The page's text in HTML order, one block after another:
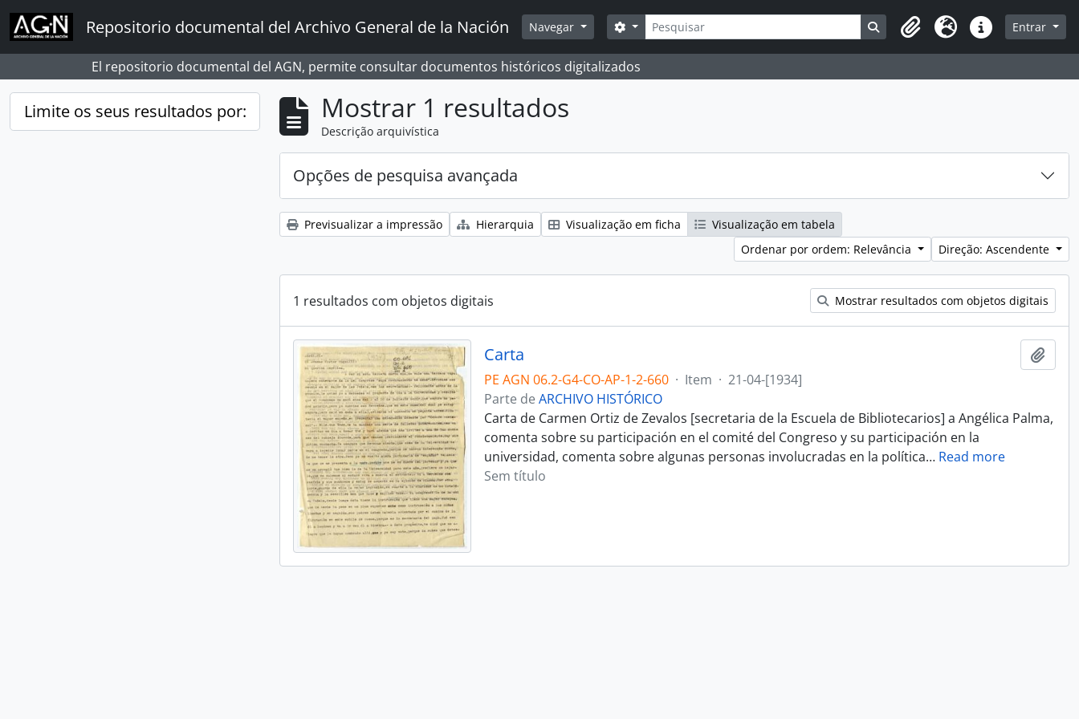
Skip to main content
Repositorio documental del Archivo General de la Nación Navegar Pesquisar
Opções de busca Busque na página de navegação
Área de transferência
Idioma Ligações rápidas
Entrar
El repositorio documental del AGN, permite consultar documentos históricos digitalizados
Limite os seus resultados por: Mostrar 1 resultados
Descrição arquivística
Opções de pesquisa avançada
Previsualizar a impressão Hierarquia Visualização em ficha
Visualização em tabela
Ordenar por ordem: Relevância
Direção: Ascendente
1 resultados com objetos digitais Mostrar resultados com objetos digitais
Carta
PE AGN 06.2-G4-CO-AP-1-2-660 · Item · 21-04-[1934]
Parte de ARCHIVO HISTÓRICO
Carta de Carmen Ortiz de Zevalos [secretaria de la Escuela de Bibliotecarios] a Angélica Palma,
comenta sobre su participación en el comité del Congreso y su participación en la
universidad, comenta sobre algunas personas involucradas en la política… Read more
Sem título